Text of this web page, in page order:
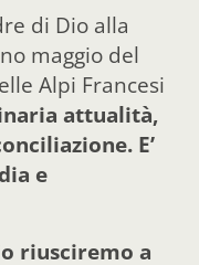
di Dio alla
maggio del
Alpi Francesi
attualità,
E’
e
riusciremo a